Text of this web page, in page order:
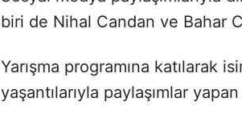
biri de Nihal Candan ve Bahar
Yarışma programına katılarak
yaşantılarıyla paylaşımlar